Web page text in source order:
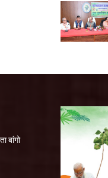
बांगो